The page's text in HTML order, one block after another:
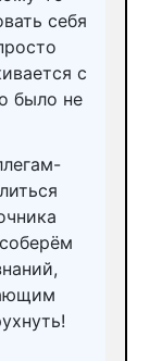
себя
с
было не